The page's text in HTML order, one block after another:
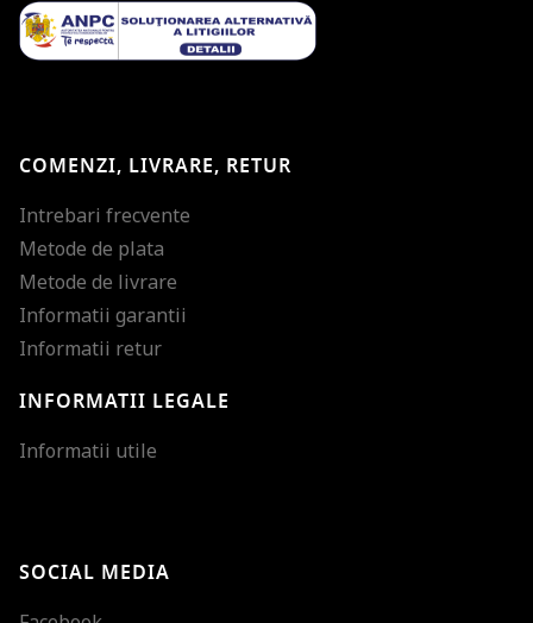
COMENZI, LIVRARE, RETUR
Intrebari frecvente
Metode de plata
Metode de livrare
Informatii garantii
Informatii retur
INFORMATII LEGALE
Informatii utile
SOCIAL MEDIA